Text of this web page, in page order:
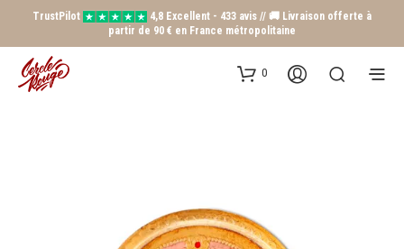
TrustPilot
4,8 Excellent - 433 avis // 🚚 Livraison offerte à
partir de 90 € en France métropolitaine
0